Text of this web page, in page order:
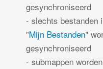
gesynchroniseerd
- slechts bestanden
"Mijn Bestanden"
gesynchroniseerd
- submappen